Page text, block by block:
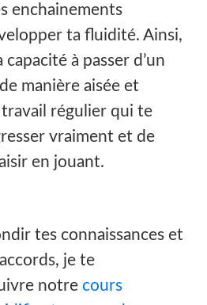
enchainements
ta fluidité. Ainsi,
à passer d’un
manière aisée et
travail régulier qui te
vraiment et de
en jouant.
tes connaissances et
je te
notre cours